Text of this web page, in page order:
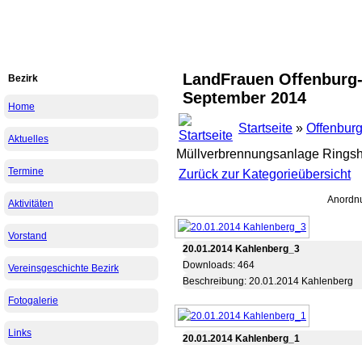
Bezirk
Home
Aktuelles
Termine
Aktivitäten
Vorstand
Vereinsgeschichte Bezirk
Fotogalerie
Links
LandFrauen
September 2014
Startseite »
Müllverbrennungsanlage
Zurück zur Kategorieübersicht
20.01.2014 Kahlenberg_3
Downloads: 464
Beschreibung: 20.01.2014 Kahlenberg
20.01.2014 Kahlenberg_1